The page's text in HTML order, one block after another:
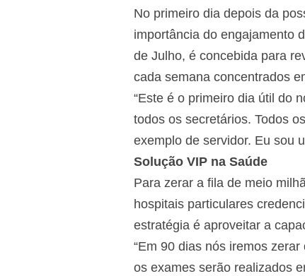
No primeiro dia depois da
importância do engajamento
de Julho, é concebida para
cada semana concentrados
“Este é o primeiro dia útil do
todos os secretários. Todos
exemplo de servidor. Eu sou
Solução VIP na Saúde
Para zerar a fila de meio
hospitais particulares
estratégia é aproveitar a
“Em 90 dias nós iremos
os exames serão realizados